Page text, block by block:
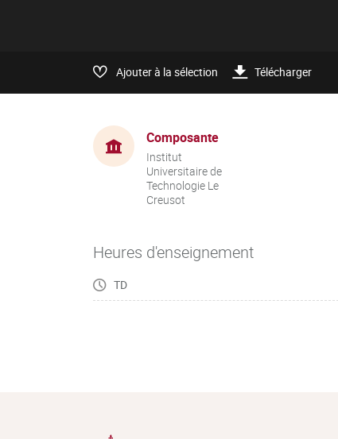
Ajouter à la sélection Télécharger
Composante
Institut
Universitaire de
Technologie Le
Creusot
Heures d'enseignement
TD